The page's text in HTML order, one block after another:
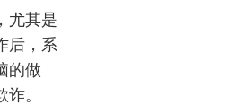
尤其是
后，系
的做
。